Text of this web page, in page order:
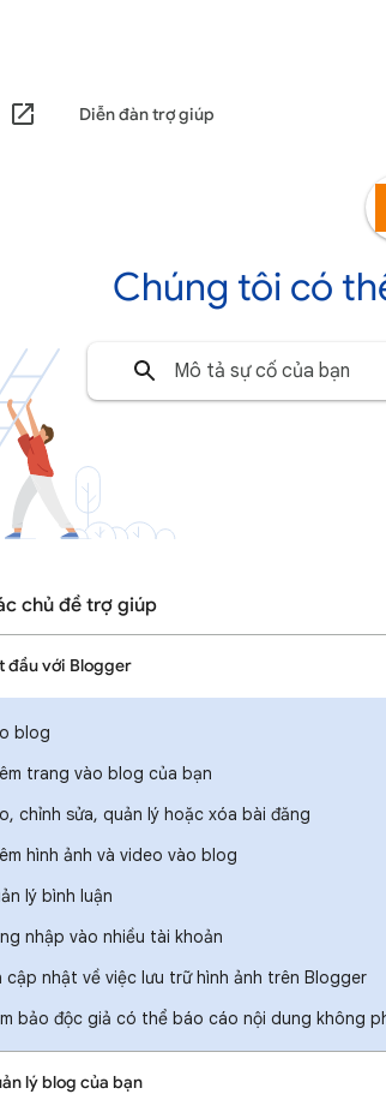
Diễn đàn trợ giúp
Chúng tôi có
chủ đề trợ giúp
đầu với Blogger
blog
trang vào blog của bạn
chỉnh sửa, quản lý hoặc xóa bài đăng
hình ảnh và video vào blog
lý bình luận
nhập vào nhiều tài khoản
cập nhật về việc lưu trữ hình ảnh trên Blogger
bảo độc giả có thể báo cáo nội dung không
lý blog của bạn